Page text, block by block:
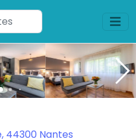
44300 Nantes